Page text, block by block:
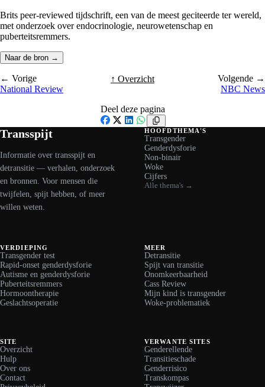
Brits peer-reviewed tijdschrift, een van de meest geciteerde ter wereld,
met onderzoek over endocrinologie, neurowetenschap en
puberteitsremmers.
Naar de bron →
← Vorige
National Review
↑ Overzicht
Volgende →
NBC News
Deel deze pagina
Facebook
X LinkedIn
WhatsApp
Transspijt
Informatie over transspijt en
detransitie — verhalen, onderzoek
en bronnen. Voor mensen die
twijfelen, spijt hebben, of meer
willen weten.
HOOFDTHEMA'S
Transgender
Genderdysforie
Non-binair
Woke
Cijfers
Alle thema's →
VERDIEPING
Transgender test
Rapid-onset genderdysforie
Autisme en genderdysforie
Puberteitsremmers
Hormoontherapie
Geslachtsoperatie
MEER
Detransitie
Spijt van transitie
Onomkeerbaarheid
Cass Review
Mijn kind is transgender
Woke-problematiek
SITE
Overzicht
Hulp
Over ons
Contact
VERWANTE SITES
Genderellende
Transitieschade
Genderrisico
Transkompas